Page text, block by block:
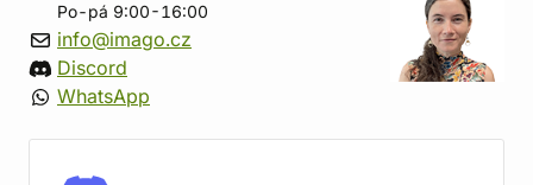
Po-pá 9:00-16:00
info@imago.cz
Discord
WhatsApp